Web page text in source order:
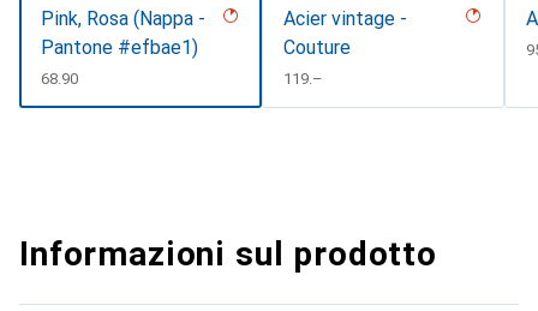
Pink, Rosa (Nappa -
Pantone #efbae1)
CHF
68.90
Acier vintage -
Couture
CHF
119.–
Informazioni sul prodotto